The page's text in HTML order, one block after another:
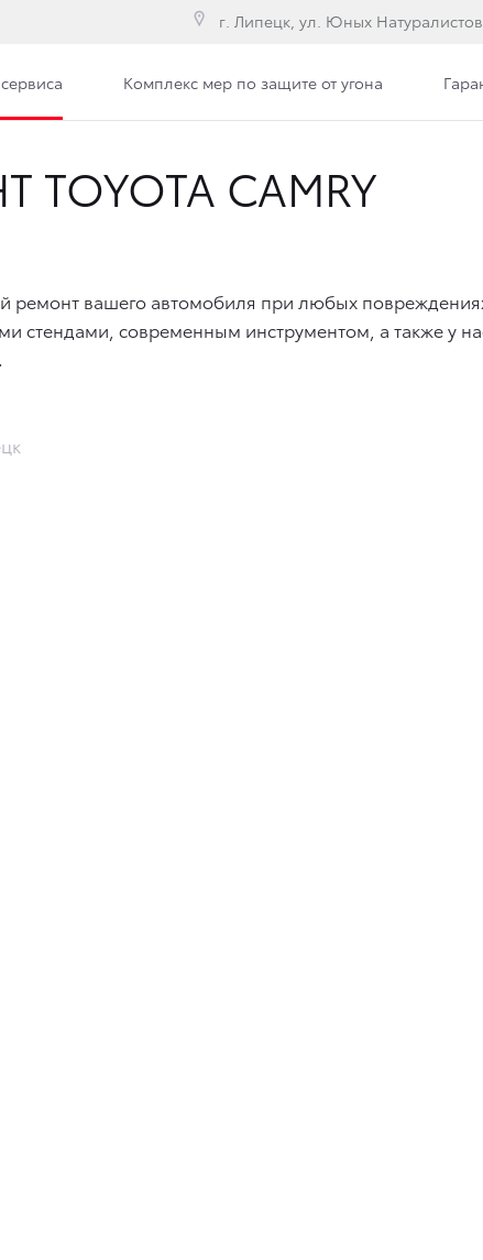
г. Липецк, ул. Юных
Комплекс мер по защите от угона
CAMRY
вашего автомобиля при любых
стендами, современным инструментом, а также у